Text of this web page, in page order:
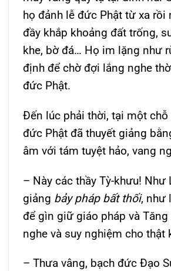
họ đảnh lễ đức Phật từ xa rồi
đầy khắp khoảng đất trống,
khe, bờ đá… Họ im lặng như
định để chờ đợi lắng nghe
đức Phật.
Đến lúc phải thời, tại một chỗ
đức Phật đã thuyết giảng
âm với tám tuyệt hảo, vang
– Này các thầy Tỳ-khưu! Như
giảng bảy pháp bất thối, như
để gìn giữ giáo pháp và Tăng
nghe và suy nghiệm cho thật
– Thưa vâng, bạch đức Đạo